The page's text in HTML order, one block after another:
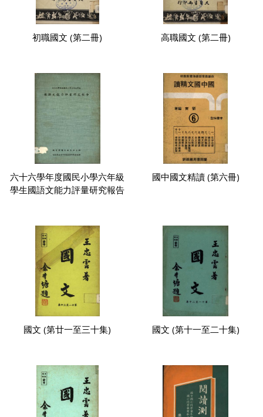
初職國文 (第二冊) 高職國文 (第二冊)
六十六學年度國民小學六年級
學生國語文能力評量研究報告
國中國文精讀 (第六冊)
國文 (第廿一至三十集) 國文 (第十一至二十集)